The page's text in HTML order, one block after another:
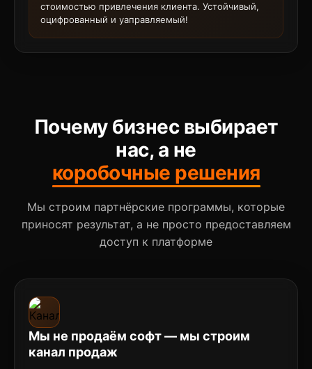
стоимостью привлечения клиента. Устойчивый,
оцифрованный и уаправляемый!
Почему бизнес выбирает
нас, а не
коробочные решения
Мы строим партнёрские программы, которые
приносят результат, а не просто предоставляем
доступ к платформе
Мы не продаём софт — мы строим
канал продаж